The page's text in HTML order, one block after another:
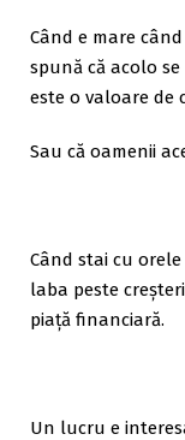
Când e mare
spună că acolo
este o valoare de
Sau că oamenii
Când stai cu
laba peste
piață financiară.
Un lucru e